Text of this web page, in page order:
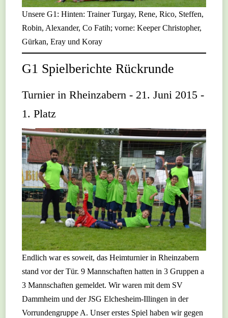
Unsere G1: Hinten: Trainer Turgay, Rene, Rico, Steffen,
Robin, Alexander, Co Fatih; vorne: Keeper Christopher,
Gürkan, Eray und Koray
G1 Spielberichte Rückrunde
Turnier in Rheinzabern - 21. Juni 2015 -
1. Platz
Endlich war es soweit, das Heimturnier in Rheinzabern
stand vor der Tür. 9 Mannschaften hatten in 3 Gruppen a
3 Mannschaften gemeldet. Wir waren mit dem SV
Dammheim und der JSG Elchesheim-Illingen in der
Vorrundengruppe A. Unser erstes Spiel haben wir gegen